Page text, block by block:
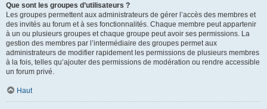
Que sont les groupes d’utilisateurs ?
Les groupes permettent aux administrateurs de gérer l’accès des membres et
des invités au forum et à ses fonctionnalités. Chaque membre peut appartenir
à un ou plusieurs groupes et chaque groupe peut avoir ses permissions. La
gestion des membres par l’intermédiaire des groupes permet aux
administrateurs de modifier rapidement les permissions de plusieurs membres
à la fois, telles qu’ajouter des permissions de modération ou rendre accessible
un forum privé.
Haut